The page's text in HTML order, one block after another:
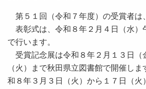
第５１回（令和７年度）の受賞者は
表彰式は、令和８年２月４日（水）
で行います。
受賞記念展は令和８年２月１３日（
（火）まで秋田県立図書館で開催し
和８年３月３日（火）から１７日（火